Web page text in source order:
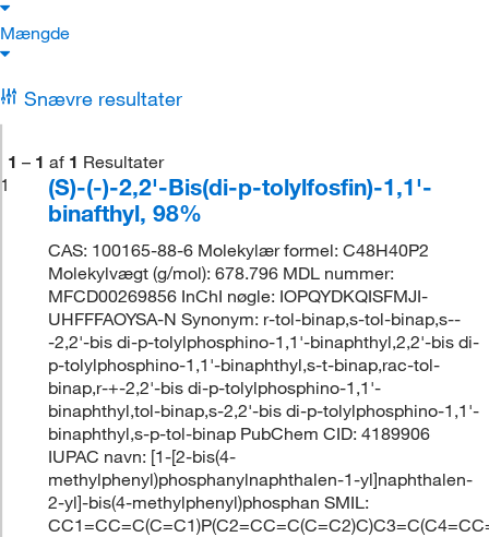
Mængde
Snævre resultater
1 – 1 af 1 Resultater
1
(S)-(-)-2,2'-Bis(di-p-tolylfosfin)-1,1'-
binafthyl, 98%
CAS: 100165-88-6 Molekylær formel: C48H40P2
Molekylvægt (g/mol): 678.796 MDL nummer:
MFCD00269856 InChI nøgle: IOPQYDKQISFMJI-
UHFFFAOYSA-N Synonym: r-tol-binap,s-tol-binap,s--
-2,2'-bis di-p-tolylphosphino-1,1'-binaphthyl,2,2'-bis di-
p-tolylphosphino-1,1'-binaphthyl,s-t-binap,rac-tol-
binap,r-+-2,2'-bis di-p-tolylphosphino-1,1'-
binaphthyl,tol-binap,s-2,2'-bis di-p-tolylphosphino-1,1'-
binaphthyl,s-p-tol-binap PubChem CID: 4189906
IUPAC navn: [1-[2-bis(4-
methylphenyl)phosphanylnaphthalen-1-yl]naphthalen-
2-yl]-bis(4-methylphenyl)phosphan SMIL: